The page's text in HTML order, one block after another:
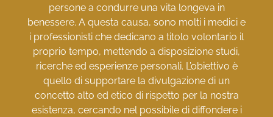
persone a condurre una vita longeva in
benessere. A questa causa, sono molti i medici e
i professionisti che dedicano a titolo volontario il
proprio tempo, mettendo a disposizione studi,
ricerche ed esperienze personali. L’obiettivo è
quello di supportare la divulgazione di un
concetto alto ed etico di rispetto per la nostra
esistenza, cercando nel possibile di diffondere i